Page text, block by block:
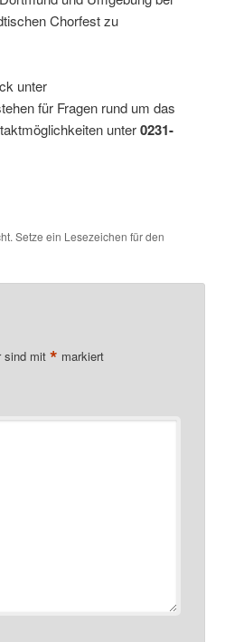
Chorfest zu
unter
für Fragen rund um das
unter0231-
Setze ein Lesezeichen für den
sind mit * markiert